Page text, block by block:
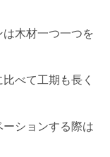
木材一つ一つを
べて工期も長く
ションする際は